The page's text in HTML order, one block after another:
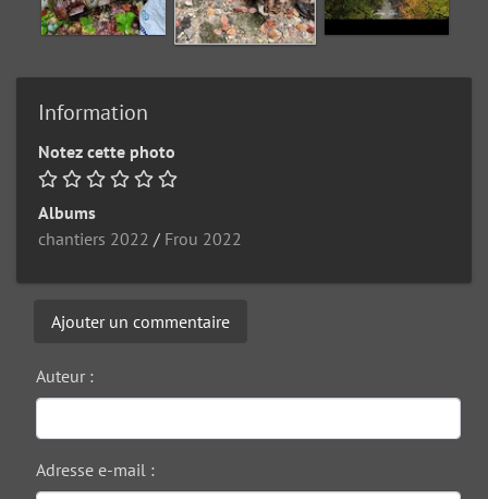
Information
Notez cette photo
Albums
chantiers 2022 / Frou 2022
Ajouter un commentaire
Auteur :
Adresse e-mail :